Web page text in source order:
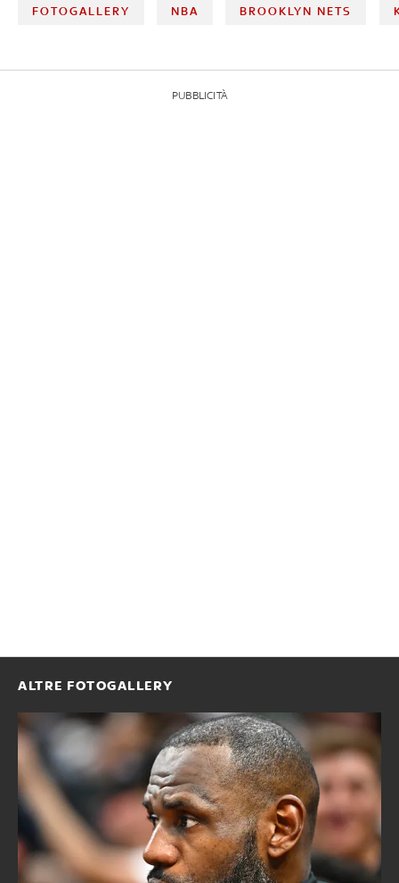
FOTOGALLERY NBA BROOKLYN NETS
PUBBLICITÀ
ALTRE FOTOGALLERY